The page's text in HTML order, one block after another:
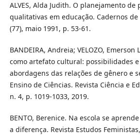
ALVES, Alda Judith. O planejamento de
qualitativas em educação. Cadernos de
(77), maio 1991, p. 53-61.
BANDEIRA, Andreia; VELOZO,
como artefato cultural: possibilidades
abordagens das relações de gênero e
Ensino de Ciências. Revista Ciência e
n. 4, p. 1019-1033, 2019.
BENTO, Berenice. Na escola se
a diferença. Revista Estudos